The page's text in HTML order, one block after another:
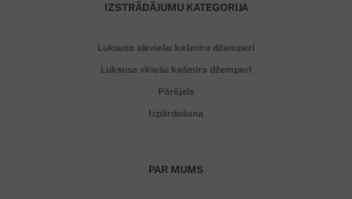
IZSTRĀDĀJUMU KATEGORIJA
Luksusa sieviešu kašmira džemperi
Luksusa vīriešu kašmira džemperi
Pārējais
Izpārdošana
PAR MUMS